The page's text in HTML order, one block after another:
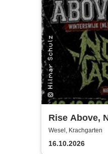
Rise Above,
Tackle |
Wesel, Krachgarten
16.10.2026